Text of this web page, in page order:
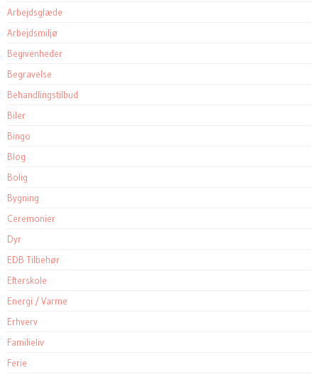
Arbejdsglæde
Arbejdsmiljø
Begivenheder
Begravelse
Behandlingstilbud
Biler
Bingo
Blog
Bolig
Bygning
Ceremonier
Dyr
EDB Tilbehør
Efterskole
Energi / Varme
Erhverv
Familieliv
Ferie